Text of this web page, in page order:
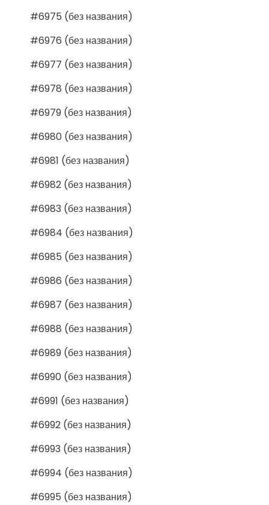
#6975 (без названия)
#6976 (без названия)
#6977 (без названия)
#6978 (без названия)
#6979 (без названия)
#6980 (без названия)
#6981 (без названия)
#6982 (без названия)
#6983 (без названия)
#6984 (без названия)
#6985 (без названия)
#6986 (без названия)
#6987 (без названия)
#6988 (без названия)
#6989 (без названия)
#6990 (без названия)
#6991 (без названия)
#6992 (без названия)
#6993 (без названия)
#6994 (без названия)
#6995 (без названия)